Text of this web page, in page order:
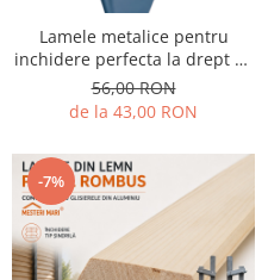
Lamele metalice pentru
inchidere perfecta la drept cu
PergoLino® Vertical
56,00 RON
de la 43,00 RON
-7%